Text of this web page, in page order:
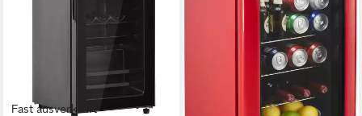
Fast ausverkauft